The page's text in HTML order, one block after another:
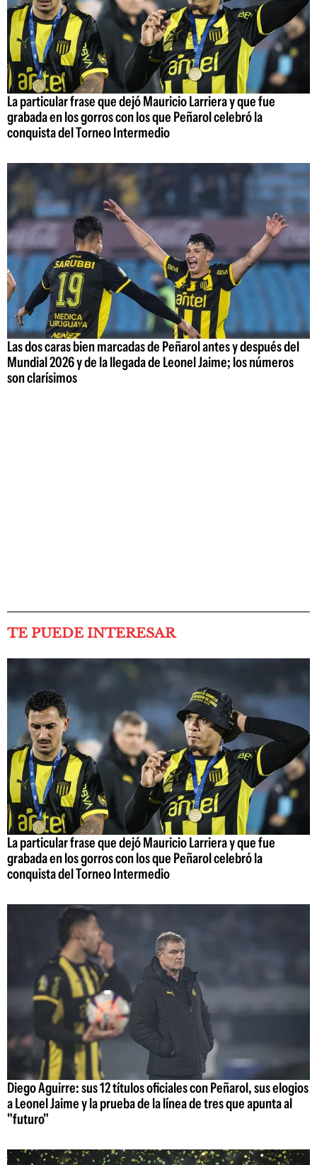
La particular frase que dejó Mauricio Larriera y que fue
grabada en los gorros con los que Peñarol celebró la
conquista del Torneo Intermedio
Las dos caras bien marcadas de Peñarol antes y después del
Mundial 2026 y de la llegada de Leonel Jaime; los números
son clarísimos
TE PUEDE INTERESAR
La particular frase que dejó Mauricio Larriera y que fue
grabada en los gorros con los que Peñarol celebró la
conquista del Torneo Intermedio
Diego Aguirre: sus 12 títulos oficiales con Peñarol, sus elogios
a Leonel Jaime y la prueba de la línea de tres que apunta al
"futuro"